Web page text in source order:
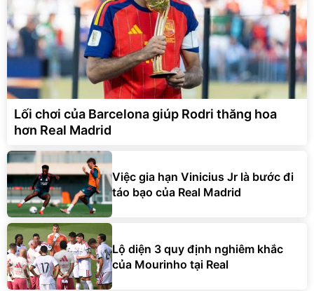
Lối chơi của Barcelona giúp Rodri thăng hoa
hơn Real Madrid
Việc gia hạn Vinicius Jr là bước đi
táo bạo của Real Madrid
Lộ diện 3 quy định nghiêm khắc
của Mourinho tại Real